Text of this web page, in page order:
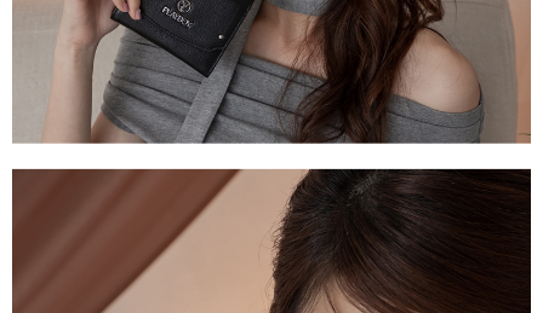
資料（包含姓名、電話或地址）提供予台灣大哥大進項蒐集、處理及利用，
由本公司與您本人進行分期帳單所需資料之確認、核對及更正。
3.完整用戶服務條款，請詳閱以下連結：https://oppay.tw/userRule
是否繳費成功／繳費後需取消欲退款等相關疑問，請聯繫「AFTEE先享後付
客戶支援中心」https://netprotections.freshdesk.com/support/home
【注意事項】
１．透過由恩沛科技股份有限公司提供之「AFTEE先享後付」服務完成之交
易，需依本服務之必要範圍內提供個人資料，並將交易相關給付款項請求債
權轉讓予恩沛科技股份有限公司。
２．關於個人資料處理事宜，請瀏覽以下網址：
https://aftee.tw/terms/#terms3
３．未成年的使用者請事先徵得法定代理人或監護人之同意方可使用
「AFTEE先享後付」，若未經同意申辦者引起之損失，本公司不負相關責
４．使用「AFTEE先享後付」時，將依據個別帳號之用戶狀況，依本公司即
時審查核予不同之上限額度；若仍有額度不足之情形，本公司將視審查結果
每筆NT$122
7-11取貨付款
每筆NT$60，滿NT$2,000(含以上)免運費
每筆NT$60，滿NT$2,000(含以上)免運費
每筆NT$60，滿NT$2,000(含以上)免運費